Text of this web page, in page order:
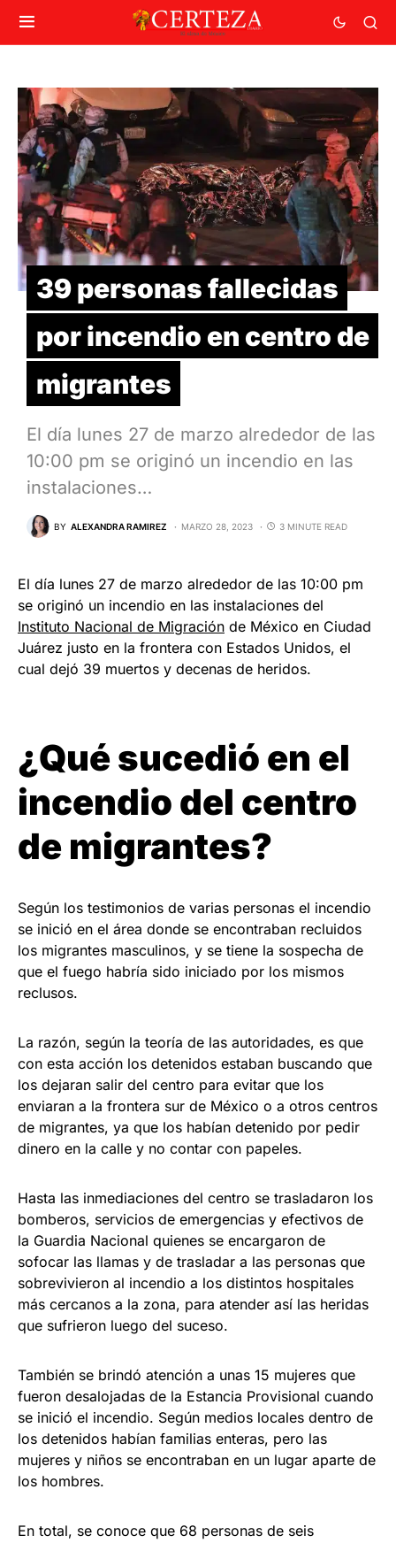
39 personas fallecidas
por incendio en centro de
migrantes
El día lunes 27 de marzo alrededor de las
10:00 pm se originó un incendio en las
instalaciones…
BY ALEXANDRA RAMIREZ MARZO 28, 2023 3 MINUTE READ
El día lunes 27 de marzo alrededor de las 10:00 pm
se originó un incendio en las instalaciones del
Instituto Nacional de Migración de México en Ciudad
Juárez justo en la frontera con Estados Unidos, el
cual dejó 39 muertos y decenas de heridos.
¿Qué sucedió en el
incendio del centro
de migrantes?
Según los testimonios de varias personas el incendio
se inició en el área donde se encontraban recluidos
los migrantes masculinos, y se tiene la sospecha de
que el fuego habría sido iniciado por los mismos
reclusos.
La razón, según la teoría de las autoridades, es que
con esta acción los detenidos estaban buscando que
los dejaran salir del centro para evitar que los
enviaran a la frontera sur de México o a otros centros
de migrantes, ya que los habían detenido por pedir
dinero en la calle y no contar con papeles.
Hasta las inmediaciones del centro se trasladaron los
bomberos, servicios de emergencias y efectivos de
la Guardia Nacional quienes se encargaron de
sofocar las llamas y de trasladar a las personas que
sobrevivieron al incendio a los distintos hospitales
más cercanos a la zona, para atender así las heridas
que sufrieron luego del suceso.
También se brindó atención a unas 15 mujeres que
fueron desalojadas de la Estancia Provisional cuando
se inició el incendio. Según medios locales dentro de
los detenidos habían familias enteras, pero las
mujeres y niños se encontraban en un lugar aparte de
los hombres.
En total, se conoce que 68 personas de seis